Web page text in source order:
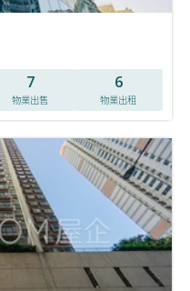
7
物業出售
6
物業出租